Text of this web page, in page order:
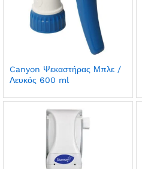
Canyon Ψεκαστήρας Μπλε /
Λευκός 600 ml